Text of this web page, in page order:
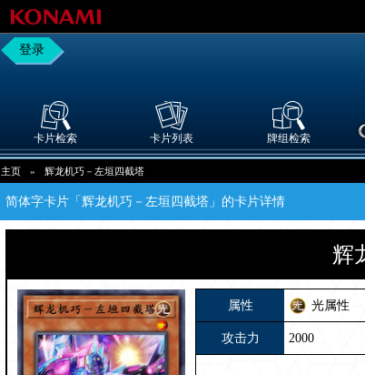
登录
卡片检索 卡片列表 牌组检索
主页 » 辉龙机巧－左垣四截塔
简体字卡片「辉龙机巧－左垣四截塔」的卡片详情
辉
属性 光属性
攻击力 2000